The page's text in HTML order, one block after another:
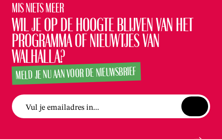
Mis niets meer
Wil je op de hoogte blijven van het
programma of nieuwtjes van
Walhalla?
MELD JE NU AAN VOOR DE NIEUWSBRIEF
Vul je emailadres in...